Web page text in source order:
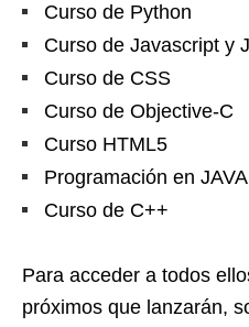
Curso de Python
Curso de Javascript y
Curso de CSS
Curso de Objective-C
Curso HTML5
Programación en JAVA
Curso de C++
Para acceder a todos
próximos que lanzarán,